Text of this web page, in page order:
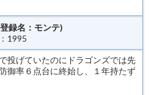
録名：モンテ)
1995
投げていたのにドラゴンズでは先
御率６点台に終始し、１年持たず